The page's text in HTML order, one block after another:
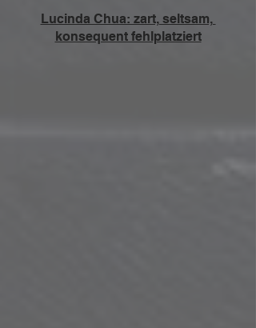
Lucinda Chua: zart, seltsam,
konsequent fehlplatziert